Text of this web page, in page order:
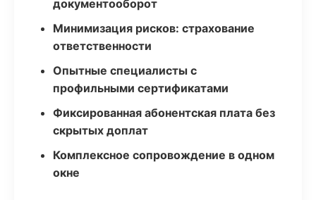
документооборот
Минимизация рисков: страхование
ответственности
Опытные специалисты с
профильными сертификатами
Фиксированная абонентская плата без
скрытых доплат
Комплексное сопровождение в одном
окне